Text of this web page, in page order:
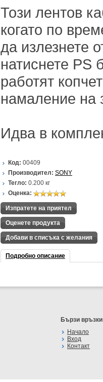
Този лентов
когато по
да излезнете
натиснете PS
работят
намаление на
Идва в
Код: 00409
Производител: SONY
Тегло: 0.200 кг
Оценка:
Изпратете на приятел
Оценете продукта
Добави в списъка с желания
Подробно описание
Бързи връзки
Начало
Вход
Контакт